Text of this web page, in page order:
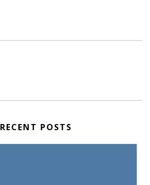
RECENT POSTS